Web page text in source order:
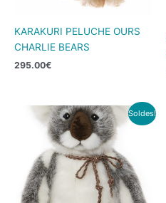
KARAKURI PELUCHE OURS
CHARLIE BEARS
295.00€
Soldes!
Le
prix
initial
était :
49.00€.
Le
prix
actuel
est :
29.00€.